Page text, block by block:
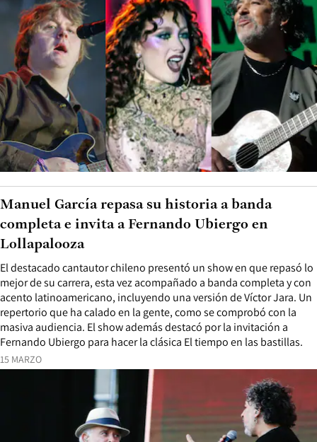
15 MARZO
El destacado cantautor chileno presentó un show en que repasó lo
mejor de su carrera, esta vez acompañado a banda completa y con
acento latinoamericano, incluyendo una versión de Víctor Jara. Un
repertorio que ha calado en la gente, como se comprobó con la
masiva audiencia. El show además destacó por la invitación a
Fernando Ubiergo para hacer la clásica El tiempo en las bastillas.
Manuel García repasa su historia a banda
completa e invita a Fernando Ubiergo en
Lollapalooza